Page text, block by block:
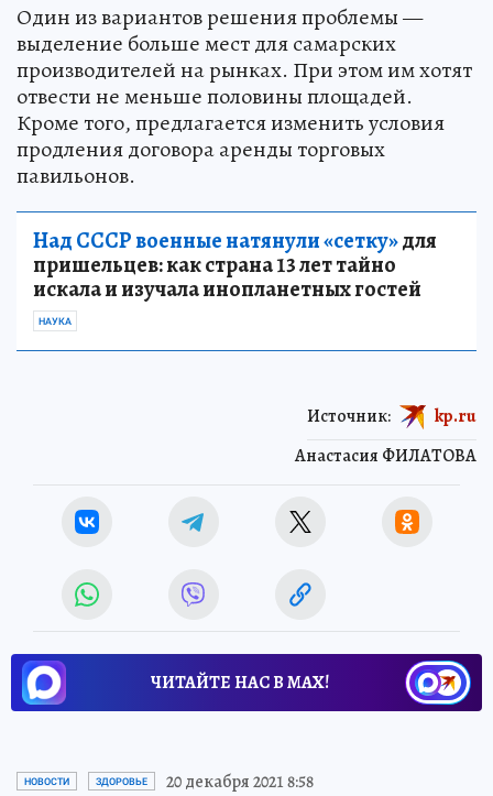
Один из вариантов решения проблемы —
выделение больше мест для самарских
производителей на рынках. При этом им хотят
отвести не меньше половины площадей.
Кроме того, предлагается изменить условия
продления договора аренды торговых
павильонов.
Над СССР военные натянули «сетку»для
пришельцев: как страна 13 лет тайно
искала и изучала инопланетных гостей
НАУКА
Анастасия ФИЛАТОВА
Источник: kp.ru
ЧИТАЙТЕ НАС В МАХ!
НОВОСТИ ЗДОРОВЬЕ 20 декабря 2021 8:58